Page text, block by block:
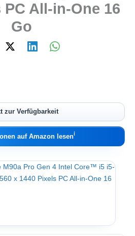
PC All-in-One 16
Go
zur Verfügbarkeit
auf Amazon lesenℹ︎